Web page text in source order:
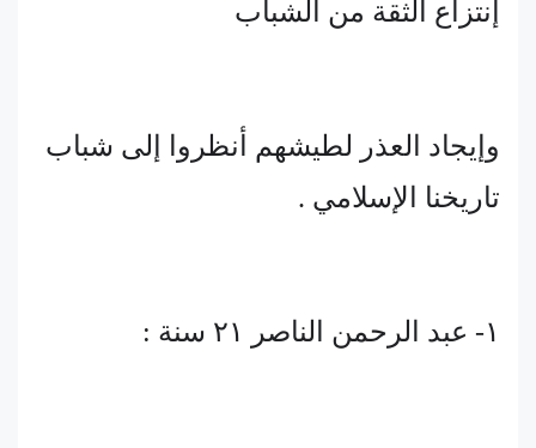
إنتزاع الثقة من الشباب
وإيجاد العذر لطيشهم أنظروا إلى شباب
تاريخنا الإسلامي .
١- عبد الرحمن الناصر ٢١ سنة :